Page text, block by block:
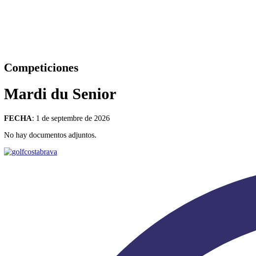
Competiciones
Mardi du Senior
FECHA: 1 de septembre de 2026
No hay documentos adjuntos.